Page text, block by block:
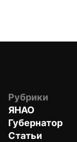
Рубрики
ЯНАО
Губернатор
Статьи